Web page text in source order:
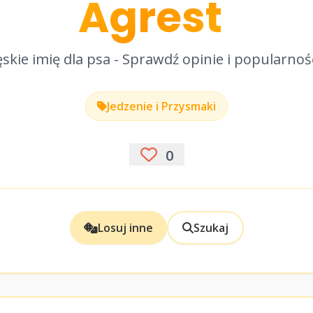
Agrest
imię dla psa - Sprawdź opinie i
Jedzenie i Przysmaki
0
Losuj inne Szukaj